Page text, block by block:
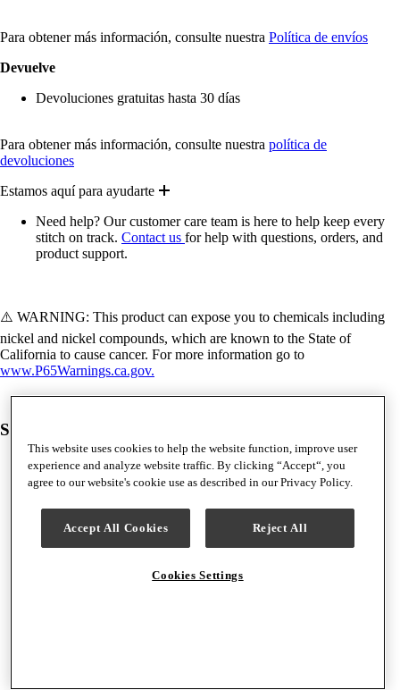
Para obtener más información, consulte nuestra Política de envíos
Devuelve
Devoluciones gratuitas hasta 30 días
Para obtener más información, consulte nuestra política de
devoluciones
Estamos aquí para ayudarte
Need help? Our customer care team is here to help keep every
stitch on track. Contact us for help with questions, orders, and
product support.
⚠️ WARNING: This product can expose you to chemicals including
nickel and nickel compounds, which are known to the State of
California to cause cancer. For more information go to
www.P65Warnings.ca.gov.
Se compran juntos con frecuencia
Precio total:Sale price
$120.90Original price
$153.80
This website uses cookies to help the website function, improve user
experience and analyze website traffic. By clicking “Accept“, you
agree to our website's cookie use as described in our Privacy Policy.
Accept All Cookies Reject All
Cookies Settings